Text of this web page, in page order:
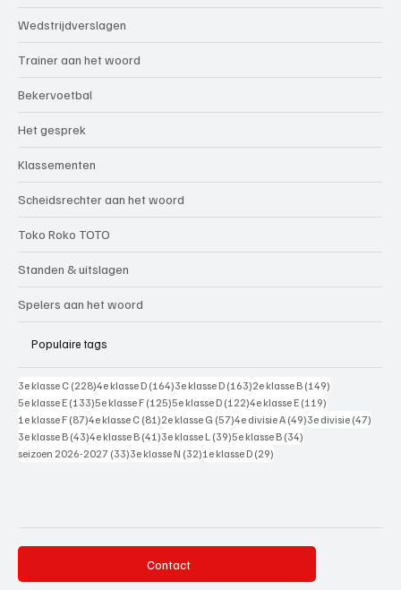
Wedstrijdverslagen
Trainer aan het woord
Bekervoetbal
Het gesprek
Klassementen
Scheidsrechter aan het woord
Toko Roko TOTO
Standen & uitslagen
Spelers aan het woord
Populaire tags
3e klasse C (228)228 posts
4e klasse D (164)164 posts
3e klasse D (163)163 posts
2e klasse B (149)
5e klasse E (133)133 posts
5e klasse F (125)125 posts
5e klasse D (122)122 posts
4e klasse E (119)
1e klasse F (87)87 posts
4e klasse C (81)81 posts
2e klasse G (57)57 posts
4e divisie A (49)49 posts
3e divisie (47)
3e klasse B (43)43 posts
4e klasse B (41)41 posts
3e klasse L (39)39 posts
5e klasse B (34)
seizoen 2026-2027 (33)33 posts
3e klasse N (32)32 posts
1e klasse D (29)
Contact